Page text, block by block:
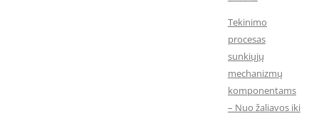
Tekinimo
procesas
sunkiųjų
mechanizmų
komponentams
– Nuo žaliavos iki